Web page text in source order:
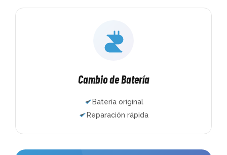
Cambio de Batería
Batería original
Reparación rápida